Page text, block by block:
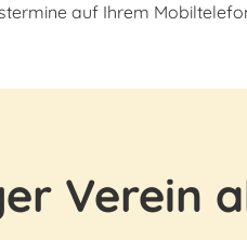
auf Ihrem
Verein